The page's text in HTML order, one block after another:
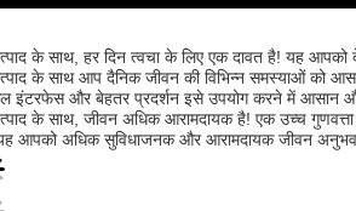
के साथ, हर दिन त्वचा के लिए एक दावत है! यह
के साथ आप दैनिक जीवन की विभिन्न समस्याओं को
इंटरफेस और बेहतर प्रदर्शन इसे उपयोग करने में आसान और
के साथ, जीवन अधिक आरामदायक है! एक उच्च
आपको अधिक सुविधाजनक और आरामदायक जीवन